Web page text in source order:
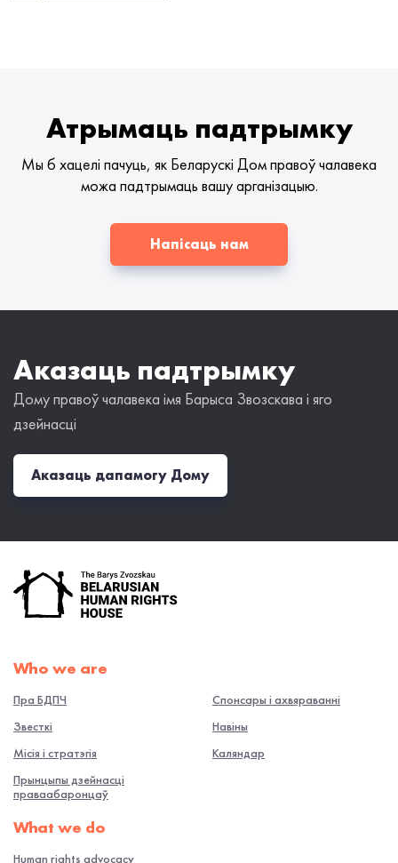
Атрымаць падтрымку
Мы б хацелі пачуць, як Беларускі Дом правоў чалавека
можа падтрымаць вашу арганізацыю.
Напісаць нам
Аказаць падтрымку
Дому правоў чалавека імя Барыса Звозскава і яго
дзейнасці
Аказаць дапамогу Дому
Who we are
Пра БДПЧ
Звесткі
Місія і стратэгія
Прынцыпы дзейнасці
праваабаронцаў
Спонсары і ахвяраванні
Навiны
Каляндар
What we do
Human rights advocacy